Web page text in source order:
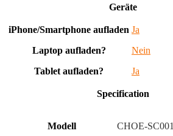
Geräte
iPhone/Smartphone aufladen Ja
Laptop aufladen?
Nein
Tablet aufladen?
Ja
Specification
Modell CHOE-SC001